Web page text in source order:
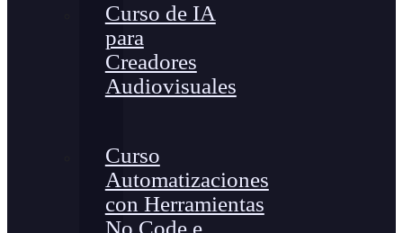
Curso de IA
para
Creadores
Audiovisuales
Curso
Automatizaciones
con Herramientas
No Code e